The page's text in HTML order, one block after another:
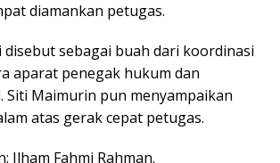
diamankan petugas.
disebut sebagai buah dari koordinasi
aparat penegak hukum dan
Siti Maimurin pun menyampaikan
atas gerak cepat petugas.
Ilham Fahmi Rahman.